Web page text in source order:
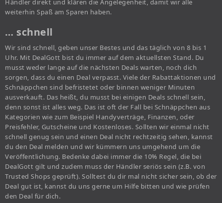
Händler direkt und klären die Angelegenheit, damit wir alle
weiterhin Spaß am Sparen haben.
… schnell
Wir sind schnell, geben unser Bestes und das täglich von 8 bis 1
Uhr. Mit DealGott bist du immer auf dem aktuellsten Stand. Du
musst weder lange auf die nächsten Deals warten, noch dich
sorgen, dass du einen Deal verpasst. Viele der Rabattaktionen und
Schnäppchen sind befristetet oder binnen weniger Minuten
ausverkauft. Das heißt, du musst bei einigen Deals schnell sein,
denn sonst ist alles weg. Das ist oft der Fall bei Schnäppchen aus
Kategorien wie zum Beispiel Handyverträge, Finanzen, oder
Preisfehler, Gutscheine und Kostenloses. Sollten wir einmal nicht
schnell genug sein und einen Deal nicht rechtzeitig sehen, kannst
du den Deal melden und wir kümmern uns umgehend um die
Veröffentlichung. Bedenke dabei immer die 10% Regel, die bei
DealGott gilt und zudem muss der Händler seriös sein (z.B. von
Trusted Shops geprüft). Solltest du dir mal nicht sicher sein, ob der
Deal gut ist, kannst du uns gerne um Hilfe bitten und wie prüfen
den Deal für dich.